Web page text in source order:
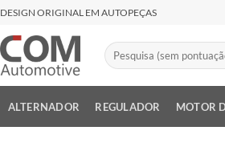
DESIGN ORIGINAL EM AUTOPEÇAS
Pesquisar
por:
ALTERNADOR REGULADOR MOTOR